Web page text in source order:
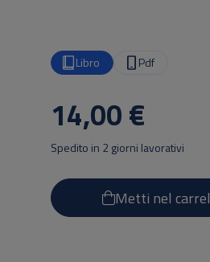
Libro Pdf
14,00 €
Metti nel
Spedito in 2 giorni lavorativi